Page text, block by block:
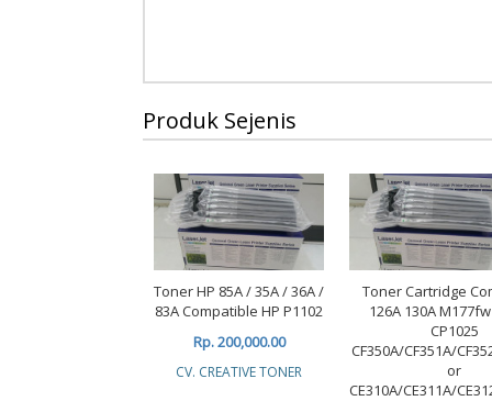
Produk Sejenis
Toner HP 85A / 35A / 36A /
83A Compatible HP P1102
Rp. 200,000.00
CV. CREATIVE TONER
Toner Cartridge
126A 130A
CP1025
CF350A/CF351A/
or
CE310A/CE311A/